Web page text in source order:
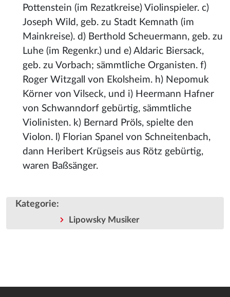
Pottenstein (im Rezatkreise) Violinspieler. c)
Joseph Wild, geb. zu Stadt Kemnath (im
Mainkreise). d) Berthold Scheuermann, geb. zu
Luhe (im Regenkr.) und e) Aldaric Biersack,
geb. zu Vorbach; sämmtliche Organisten. f)
Roger Witzgall von Ekolsheim. h) Nepomuk
Körner von Vilseck, und i) Heermann Hafner
von Schwanndorf gebürtig, sämmtliche
Violinisten. k) Bernard Pröls, spielte den
Violon. l) Florian Spanel von Schneitenbach,
dann Heribert Krügseis aus Rötz gebürtig,
waren Baßsänger.
Kategorie:
Lipowsky Musiker